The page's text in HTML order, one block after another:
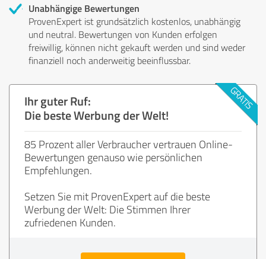
Unabhängige Bewertungen
ProvenExpert ist grundsätzlich kostenlos, unabhängig
und neutral. Bewertungen von Kunden erfolgen
freiwillig, können nicht gekauft werden und sind weder
finanziell noch anderweitig beeinflussbar.
Ihr guter Ruf:
Die beste Werbung der Welt!
85 Prozent aller Verbraucher vertrauen Online-
Bewertungen genauso wie persönlichen
Empfehlungen.
Setzen Sie mit ProvenExpert auf die beste
Werbung der Welt: Die Stimmen Ihrer
zufriedenen Kunden.